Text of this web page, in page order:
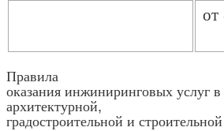
Правила
оказания инжиниринговых услуг
архитектурной,
градостроительной и